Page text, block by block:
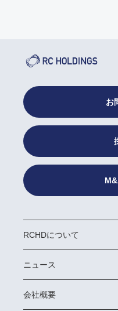
RCHDについて
ニュース
会社概要
お